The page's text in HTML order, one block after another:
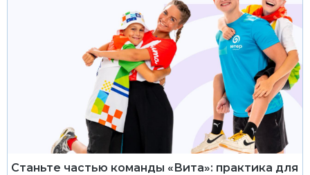
Станьте частью команды «Вита»: практика для